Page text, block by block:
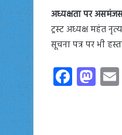
अध्यक्षता पर
ट्रस्ट अध्यक्ष महंत
सूचना पत्र पर भी
Fa
ce
M
as